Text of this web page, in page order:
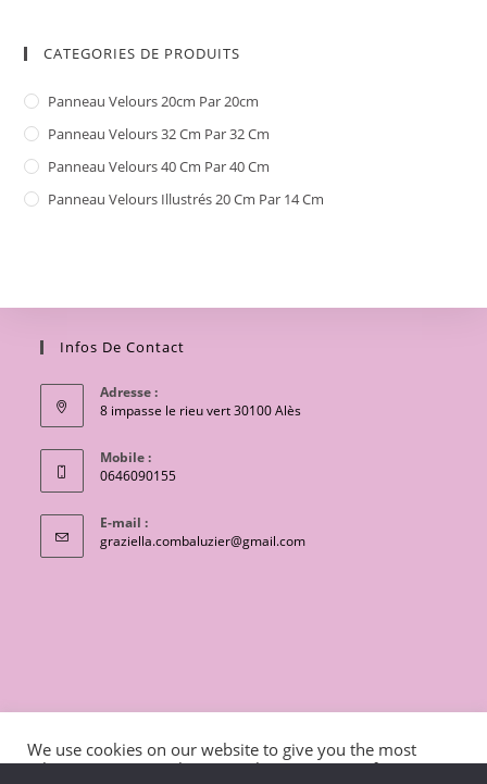
CATEGORIES DE PRODUITS
Panneau Velours 20cm Par 20cm
Panneau Velours 32 Cm Par 32 Cm
Panneau Velours 40 Cm Par 40 Cm
Panneau Velours Illustrés 20 Cm Par 14 Cm
Infos De Contact
Adresse :
8 impasse le rieu vert 30100 Alès
Mobile :
0646090155
E-mail :
graziella.combaluzier@gmail.comS’ouvre
CONTACT
Conditions générales de vente
Mentions légales et politique de confidentialité
Livraisons
We use cookies on our website to give you the most
relevant experience by remembering your preferences